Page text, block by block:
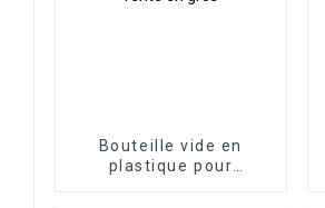
Bouteille vide en
plastique pour